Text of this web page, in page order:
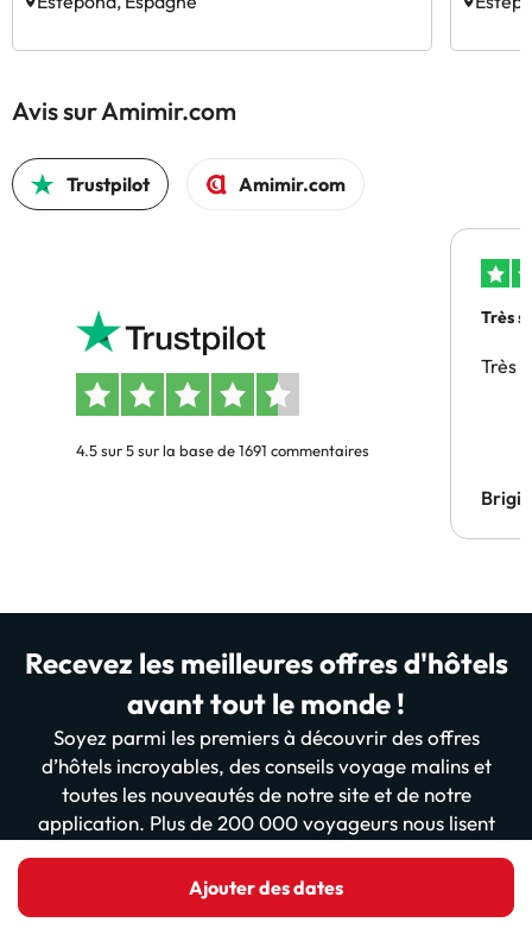
Ajouter des dates
Avis sur Amimir.com
Trustpilot Amimir.com
4.5 sur 5 sur la base de 1691 commentaires
Très
Très
Recevez les meilleures offres d'hôtels
avant tout le monde !
Soyez parmi les premiers à découvrir des offres
d’hôtels incroyables, des conseils voyage malins et
toutes les nouveautés de notre site et de notre
application. Plus de 200 000 voyageurs nous lisent